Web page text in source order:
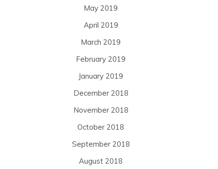
May 2019
April 2019
March 2019
February 2019
January 2019
December 2018
November 2018
October 2018
September 2018
August 2018